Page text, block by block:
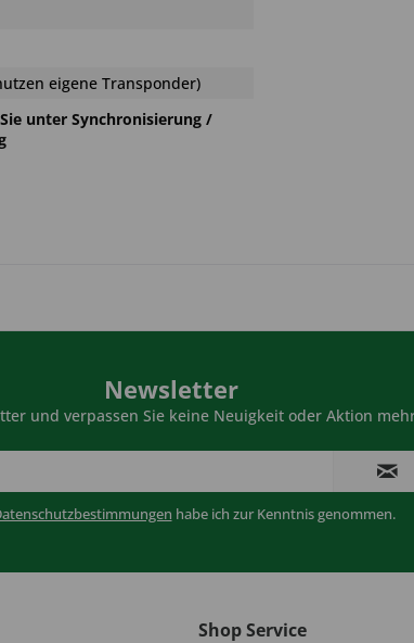
eigene Transponder)
unter Synchronisierung /
Newsletter
und verpassen Sie keine Neuigkeit oder Aktion
habe ich zur Kenntnis genommen.
Shop Service